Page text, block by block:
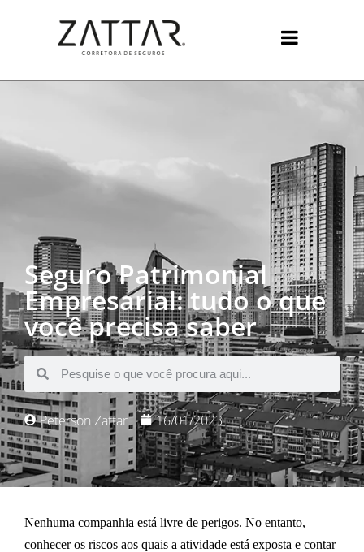
Seguro Patrimonial
Empresarial: tudo o que
você precisa saber
Peterson Zattar 16/01/2023
Nenhuma companhia está livre de perigos. No entanto,
conhecer os riscos aos quais a atividade está exposta e contar